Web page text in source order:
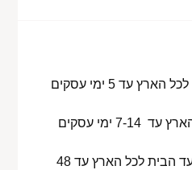
משלוח חינם בדואר רשום לכל הארץ עד 5 ימי עסקים
משלוח בדואר רשום לכל הארץ עד 7-14 ימי עסקים
משלוח אקספרס – שליח עד הבית לכל הארץ עד 48